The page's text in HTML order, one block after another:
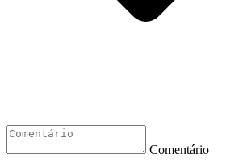
Comentário